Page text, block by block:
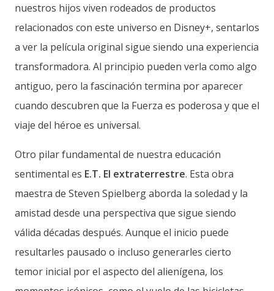
nuestros hijos viven rodeados de productos
relacionados con este universo en Disney+, sentarlos
a ver la película original sigue siendo una experiencia
transformadora. Al principio pueden verla como algo
antiguo, pero la fascinación termina por aparecer
cuando descubren que la Fuerza es poderosa y que el
viaje del héroe es universal.
Otro pilar fundamental de nuestra educación
sentimental es E.T. El extraterrestre. Esta obra
maestra de Steven Spielberg aborda la soledad y la
amistad desde una perspectiva que sigue siendo
válida décadas después. Aunque el inicio puede
resultarles pausado o incluso generarles cierto
temor inicial por el aspecto del alienígena, los